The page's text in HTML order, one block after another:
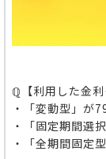
ℚ【利用した金利
・「変動型」が
・「固定期間選
・「全期間固定